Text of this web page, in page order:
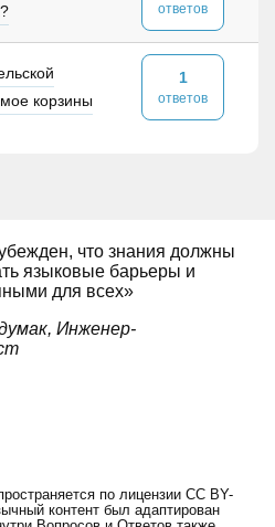
ответов
корзины
1
ответов
что знания должны
языковые барьеры и
для всех»
Инженер-
по лицензии CC BY-
контент был адаптирован